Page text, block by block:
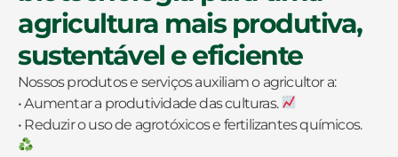
agricultura mais produtiva,
sustentável e eficiente
Nossos produtos e serviços auxiliam o agricultor a:
• Aumentar a produtividade das culturas.
• Reduzir o uso de agrotóxicos e fertilizantes químicos.